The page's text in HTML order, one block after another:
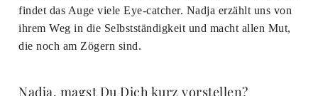
findet das Auge viele Eye-catcher. Nadja erzählt uns von
ihrem Weg in die Selbstständigkeit und macht allen Mut,
die noch am Zögern sind.
Nadja, magst Du Dich kurz vorstellen?